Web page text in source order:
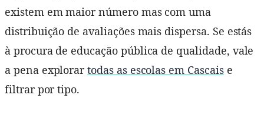
existem em maior número mas com uma
distribuição de avaliações mais dispersa. Se estás
à procura de educação pública de qualidade, vale
a pena explorartodas as escolas em Cascaise
filtrar por tipo.